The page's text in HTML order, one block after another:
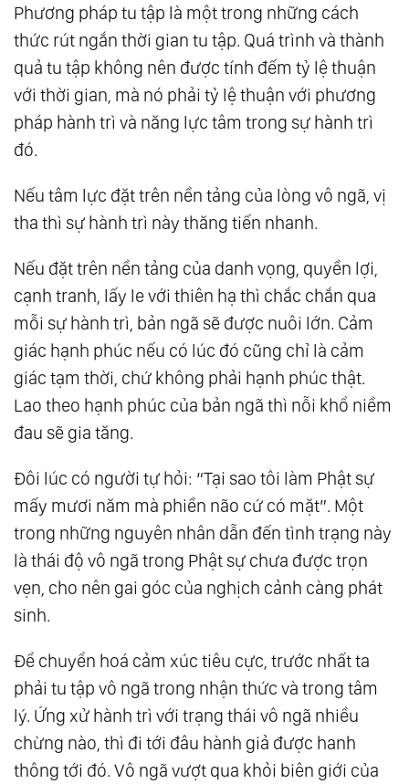
Phương pháp tu tập là một trong những cách
thức rút ngắn thời gian tu tập. Quá trình và thành
quả tu tập không nên được tính đếm tỷ lệ thuận
với thời gian, mà nó phải tỷ lệ thuận với phương
pháp hành trì và năng lực tâm trong sự hành trì
đó.
Nếu tâm lực đặt trên nền tảng của lòng vô ngã, vị
tha thì sự hành trì này thăng tiến nhanh.
Nếu đặt trên nền tảng của danh vọng, quyền lợi,
cạnh tranh, lấy le với thiên hạ thì chắc chắn qua
mỗi sự hành trì, bản ngã sẽ được nuôi lớn. Cảm
giác hạnh phúc nếu có lúc đó cũng chỉ là cảm
giác tạm thời, chứ không phải hạnh phúc thật.
Lao theo hạnh phúc của bản ngã thì nỗi khổ niềm
đau sẽ gia tăng.
Đôi lúc có người tự hỏi: “Tại sao tôi làm Phật sự
mấy mươi năm mà phiền não cứ có mặt”. Một
trong những nguyên nhân dẫn đến tình trạng này
là thái độ vô ngã trong Phật sự chưa được trọn
vẹn, cho nên gai góc của nghịch cảnh càng phát
sinh.
Để chuyển hoá cảm xúc tiêu cực, trước nhất ta
phải tu tập vô ngã trong nhận thức và trong tâm
lý. Ứng xử hành trì với trạng thái vô ngã nhiều
chừng nào, thì đi tới đâu hành giả được hanh
thông tới đó. Vô ngã vượt qua khỏi biên giới của